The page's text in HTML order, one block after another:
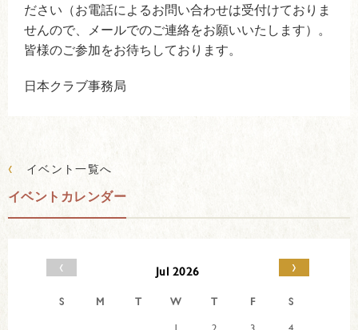
ださい（お電話によるお問い合わせは受付けておりま
せんので、メールでのご連絡をお願いいたします）。
皆様のご参加をお待ちしております。
日本クラブ事務局
‹ イベント一覧へ
イベントカレンダー
‹ Jul 2026 ›
S M T W T F
S